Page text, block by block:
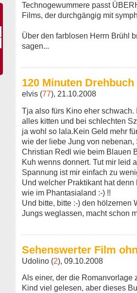
Technogewummere passt
Films, der durchgängig mit
Über den farblosen Herrn Brühl
sagen...
120 Minuten
elvis (77), 21.10.2008
Tja also fürs Kino eher
alles kitten und bei schlechten
ja wohl so lala.Kein Geld mehr
wie der liebe Jung von
Christian Redl wie beim Blauen
Kuh wenns donnert. Tut mir leid
Spannung ist mir einfach zu
Und welcher Praktikant hat
wie im Phantasialand :-) !!
Und bitte, bitte :-) den hölzernen
Jungs weglassen, macht schon
Sehenswerter Film
Udolino (2), 09.10.2008
Als einer, der die Romanvorlage
Kind viel gelesen, aber dieses